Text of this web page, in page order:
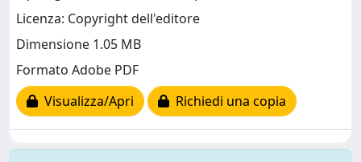
Licenza: Copyright dell'editore
Dimensione 1.05 MB
Formato Adobe PDF
Visualizza/Apri
Richiedi una copia